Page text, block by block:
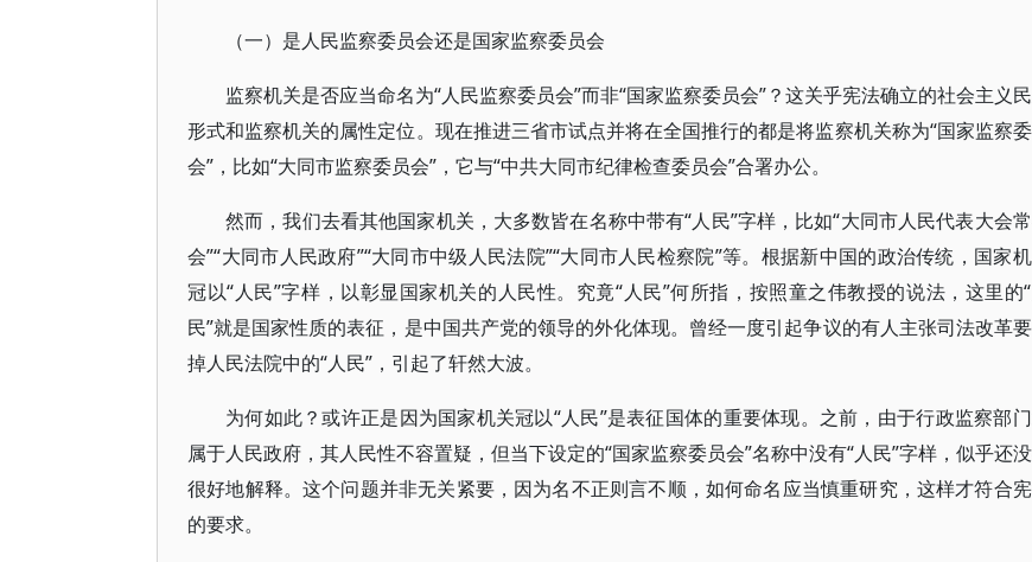
（一）是人民监察委员会还是国家监察委员会
监察机关是否应当命名为“人民监察委员会”而非“国家监察委员会”？这关乎宪法确立的社会主义
形式和监察机关的属性定位。现在推进三省市试点并将在全国推行的都是将监察机关称为“国家监察
会”，比如“大同市监察委员会”，它与“中共大同市纪律检查委员会”合署办公。
然而，我们去看其他国家机关，大多数皆在名称中带有“人民”字样，比如“大同市人民代表大会
会”“大同市人民政府”“大同市中级人民法院”“大同市人民检察院”等。根据新中国的政治传统，国家
冠以“人民”字样，以彰显国家机关的人民性。究竟“人民”何所指，按照童之伟教授的说法，这里的
民”就是国家性质的表征，是中国共产党的领导的外化体现。曾经一度引起争议的有人主张司法改革
掉人民法院中的“人民”，引起了轩然大波。
为何如此？或许正是因为国家机关冠以“人民”是表征国体的重要体现。之前，由于行政监察部
属于人民政府，其人民性不容置疑，但当下设定的“国家监察委员会”名称中没有“人民”字样，似乎还
很好地解释。这个问题并非无关紧要，因为名不正则言不顺，如何命名应当慎重研究，这样才符合
的要求。